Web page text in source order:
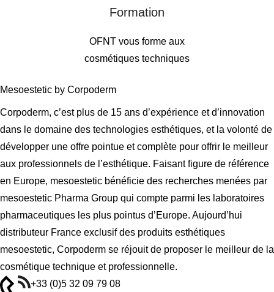
Formation
OFNT vous forme aux
cosmétiques techniques
Mesoestetic by Corpoderm
Corpoderm, c’est plus de 15 ans d’expérience et d’innovation
dans le domaine des technologies esthétiques, et la volonté de
développer une offre pointue et complète pour offrir le meilleur
aux professionnels de l’esthétique. Faisant figure de référence
en Europe, mesoestetic bénéficie des recherches menées par
mesoestetic Pharma Group qui compte parmi les laboratoires
pharmaceutiques les plus pointus d’Europe. Aujourd’hui
distributeur France exclusif des produits esthétiques
mesoestetic, Corpoderm se réjouit de proposer le meilleur de la
cosmétique technique et professionnelle.
+33 (0)5 32 09 79 08